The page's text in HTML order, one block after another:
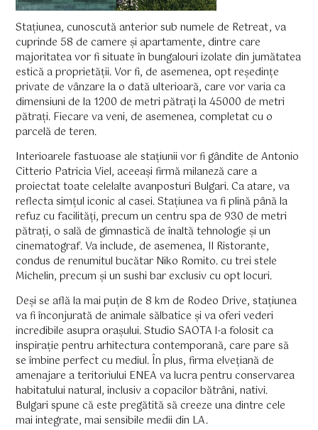
Stațiunea, cunoscută anterior sub numele de Retreat, va
cuprinde 58 de camere și apartamente, dintre care
majoritatea vor fi situate în bungalouri izolate din jumătatea
estică a proprietății. Vor fi, de asemenea, opt reședințe
private de vânzare la o dată ulterioară, care vor varia ca
dimensiuni de la 1200 de metri pătrați la 45000 de metri
pătrați. Fiecare va veni, de asemenea, completat cu o
parcelă de teren.
Interioarele fastuoase ale stațiunii vor fi gândite de Antonio
Citterio Patricia Viel, aceeași firmă milaneză care a
proiectat toate celelalte avanposturi Bulgari. Ca atare, va
reflecta simțul iconic al casei. Stațiunea va fi plină până la
refuz cu facilități, precum un centru spa de 930 de metri
pătrați, o sală de gimnastică de înaltă tehnologie și un
cinematograf. Va include, de asemenea, Il Ristorante,
condus de renumitul bucătar Niko Romito. cu trei stele
Michelin, precum și un sushi bar exclusiv cu opt locuri.
Deși se află la mai puțin de 8 km de Rodeo Drive, stațiunea
va fi înconjurată de animale sălbatice și va oferi vederi
incredibile asupra orașului. Studio SAOTA l-a folosit ca
inspirație pentru arhitectura contemporană, care pare să
se îmbine perfect cu mediul. În plus, firma elvețiană de
amenajare a teritoriului ENEA va lucra pentru conservarea
habitatului natural, inclusiv a copacilor bătrâni, nativi.
Bulgari spune că este pregătită să creeze una dintre cele
mai integrate, mai sensibile medii din LA.